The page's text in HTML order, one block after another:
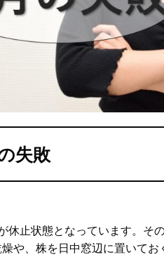
失敗
休止状態となっています。そ
や、株を日中窓辺に置いて